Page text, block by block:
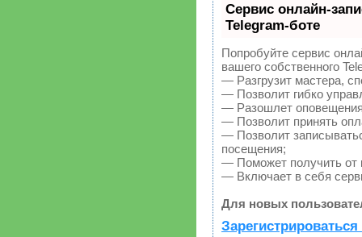
Сервис онлайн-
Telegram-боте
Попробуйте сервис
вашего собственного
— Разгрузит мастера,
— Позволит гибко
— Разошлет
— Позволит принять
— Позволит
посещения;
— Поможет получить от
— Включает в себя
Для новых